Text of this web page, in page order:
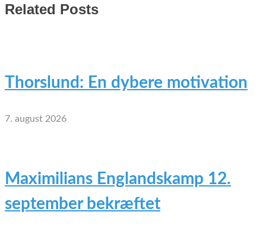
Related Posts
Thorslund: En dybere motivation
7. august 2026
Maximilians Englandskamp 12.
september bekræftet